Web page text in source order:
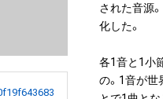
された音源
化した。
各1音と1小
の。1音が世